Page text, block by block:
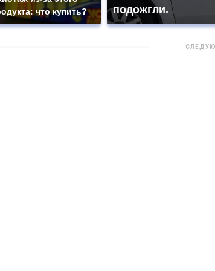
что купить?
подожгли.